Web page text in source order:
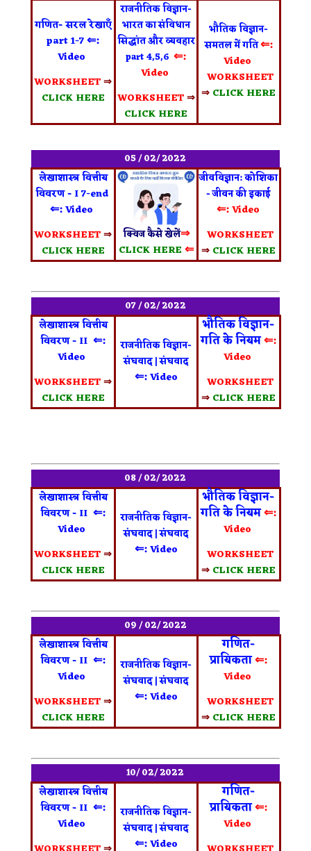
गणित- सरल रेखाएँ
part 1-7⇐:
Video
WORKSHEET⇒
CLICK HERE
राजनीतिक विज्ञान-
भारत का संविधान
सिद्धांत और व्यवहार
part 4,5,6 ⇐:
Video
WORKSHEET⇒
CLICK HERE
भौतिक विज्ञान-
समतल में गति⇐:
Video
WORKSHEET
⇒ CLICK HERE
05 / 02/ 2022
लेखाशास्त्र वित्तीय
विवरण - I 7-end
⇐:Video
WORKSHEET⇒
CLICK HERE
क्विज कैसे खेलें⇒
CLICK HERE ⇐
जीवविज्ञान: कोशिका
- जीवन की इकाई
⇐:Video
WORKSHEET
⇒ CLICK HERE
07 / 02/ 2022
लेखाशास्त्र वित्तीय
विवरण - II ⇐:
Video
WORKSHEET⇒
CLICK HERE
राजनीतिक विज्ञान-
संघवाद | संघवाद
⇐:Video
भौतिक विज्ञान-
गति के नियम⇐:
Video
WORKSHEET
⇒ CLICK HERE
08 / 02/ 2022
लेखाशास्त्र वित्तीय
विवरण - II ⇐:
Video
WORKSHEET⇒
CLICK HERE
राजनीतिक विज्ञान-
संघवाद | संघवाद
⇐:Video
भौतिक विज्ञान-
गति के नियम⇐:
Video
WORKSHEET
⇒ CLICK HERE
09 / 02/ 2022
लेखाशास्त्र वित्तीय
विवरण - II ⇐:
Video
WORKSHEET⇒
CLICK HERE
राजनीतिक विज्ञान-
संघवाद | संघवाद
⇐:Video
गणित-
प्रायिकता⇐:
Video
WORKSHEET
⇒ CLICK HERE
10/ 02/ 2022
लेखाशास्त्र वित्तीय
विवरण - II ⇐:
Video
राजनीतिक विज्ञान-
संघवाद | संघवाद
⇐:Video
गणित-
प्रायिकता⇐:
Video